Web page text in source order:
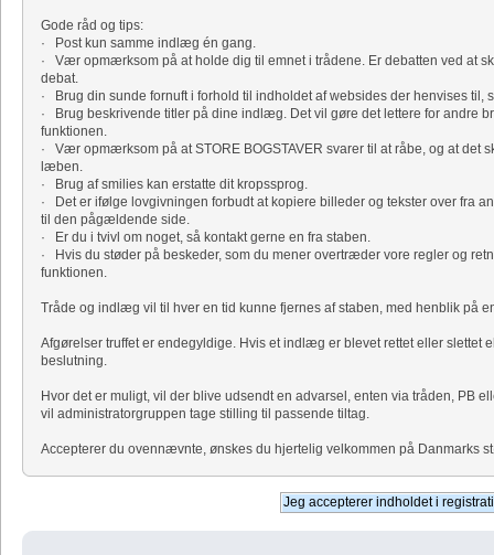
Gode råd og tips:
· Post kun samme indlæg én gang.
· Vær opmærksom på at holde dig til emnet i trådene. Er debatten ved at
debat.
· Brug din sunde fornuft i forhold til indholdet af websides der henvises til,
· Brug beskrivende titler på dine indlæg. Det vil gøre det lettere for andre
funktionen.
· Vær opmærksom på at STORE BOGSTAVER svarer til at råbe, og at det
læben.
· Brug af smilies kan erstatte dit kropssprog.
· Det er ifølge lovgivningen forbudt at kopiere billeder og tekster over fra
til den pågældende side.
· Er du i tvivl om noget, så kontakt gerne en fra staben.
· Hvis du støder på beskeder, som du mener overtræder vore regler og
funktionen.
Tråde og indlæg vil til hver en tid kunne fjernes af staben, med henblik på
Afgørelser truffet er endegyldige. Hvis et indlæg er blevet rettet eller slettet
beslutning.
Hvor det er muligt, vil der blive udsendt en advarsel, enten via tråden, PB
vil administratorgruppen tage stilling til passende tiltag.
Accepterer du ovennævnte, ønskes du hjertelig velkommen på Danmarks